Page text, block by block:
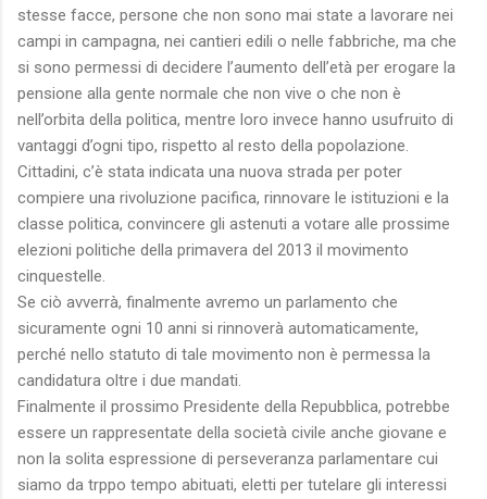
stesse facce, persone che non sono mai state a lavorare nei
campi in campagna, nei cantieri edili o nelle fabbriche, ma che
si sono permessi di decidere l’aumento dell’età per erogare la
pensione alla gente normale che non vive o che non è
nell’orbita della politica, mentre loro invece hanno usufruito di
vantaggi d’ogni tipo, rispetto al resto della popolazione.
Cittadini, c’è stata indicata una nuova strada per poter
compiere una rivoluzione pacifica, rinnovare le istituzioni e la
classe politica, convincere gli astenuti a votare alle prossime
elezioni politiche della primavera del 2013 il movimento
cinquestelle.
Se ciò avverrà, finalmente avremo un parlamento che
sicuramente ogni 10 anni si rinnoverà automaticamente,
perché nello statuto di tale movimento non è permessa la
candidatura oltre i due mandati.
Finalmente il prossimo Presidente della Repubblica, potrebbe
essere un rappresentate della società civile anche giovane e
non la solita espressione di perseveranza parlamentare cui
siamo da trppo tempo abituati, eletti per tutelare gli interessi